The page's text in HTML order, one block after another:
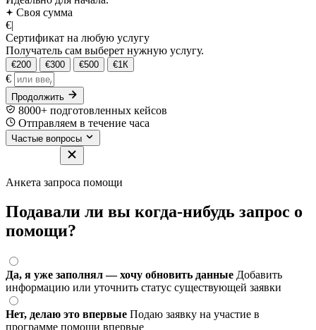
Своя сумма
€|
Сертификат на любую услугу
Получатель сам выберет нужную услугу.
€200 €300 €500 €1К
€
Продолжить
8000+ подготовленных кейсов
Отправляем в течение часа
Частые вопросы
Анкета запроса помощи
Подавали ли вы когда-нибудь запрос о
помощи?
Да, я уже заполнял — хочу обновить данные Добавить
информацию или уточнить статус существующей заявки
Нет, делаю это впервые Подаю заявку на участие в
программе помощи впервые